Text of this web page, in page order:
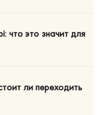
что это значит для
ли переходить